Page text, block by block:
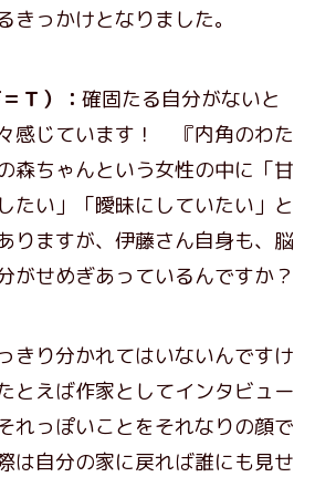
きっかけとなりました。
Ｔ）： 確固たる自分がないと
感じています！ 『内角のわた
森ちゃんという女性の中に「甘
たい」「曖昧にしていたい」と
りますが、伊藤さん自身も、脳
がせめぎあっているんですか？
きり分かれてはいないんですけ
とえば作家としてインタビュー
れっぽいことをそれなりの顔で
は自分の家に戻れば誰にも見せ